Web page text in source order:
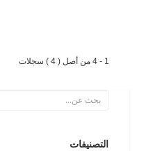
1 - 4 من أصل ( 4 ) سجلات
التصنيفات